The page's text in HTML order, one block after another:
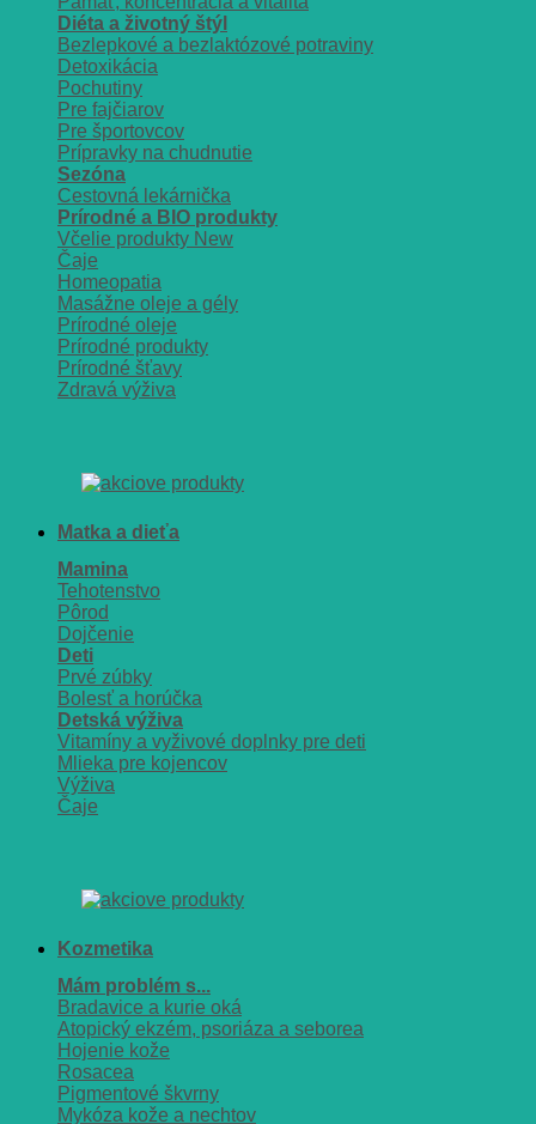
Diéta a životný štýl
Bezlepkové a bezlaktózové potraviny
Detoxikácia
Pochutiny
Pre fajčiarov
Pre športovcov
Prípravky na chudnutie
Sezóna
Cestovná lekárnička
Prírodné a BIO produkty
Včelie produkty
Čaje
Homeopatia
Masážne oleje a gély
Prírodné oleje
Prírodné produkty
Prírodné šťavy
Zdravá výživa
Matka a dieťa
Mamina
Tehotenstvo
Pôrod
Dojčenie
Deti
Prvé zúbky
Bolesť a horúčka
Detská výživa
Vitamíny a vyživové doplnky pre deti
Mlieka pre kojencov
Výživa
Čaje
Kozmetika
Mám problém s...
Bradavice a kurie oká
Atopický ekzém, psoriáza a seborea
Hojenie kože
Rosacea
Pigmentové škvrny
Mykóza kože a nechtov